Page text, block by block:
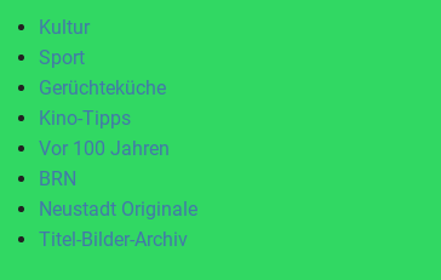
Kultur
Sport
Gerüchteküche
Kino-Tipps
Vor 100 Jahren
BRN
Neustadt Originale
Titel-Bilder-Archiv